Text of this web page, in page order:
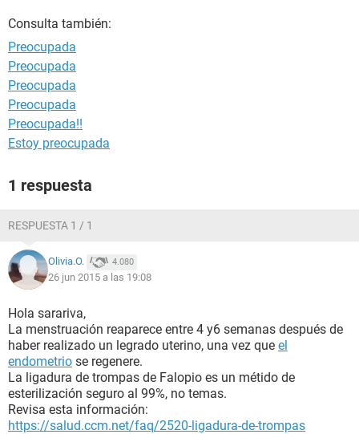
Consulta también:
Preocupada
Preocupada
Preocupada
Preocupada
Preocupada!!
Estoy preocupada
1 respuesta
RESPUESTA 1 / 1
Olivia.O. 4.080
26 jun 2015 a las 19:08
Hola sarariva,
La menstruación reaparece entre 4 y6 semanas después de
haber realizado un legrado uterino, una vez que el
endometrio se regenere.
La ligadura de trompas de Falopio es un métido de
esterilización seguro al 99%, no temas.
Revisa esta información:
https://salud.ccm.net/faq/2520-ligadura-de-trompas